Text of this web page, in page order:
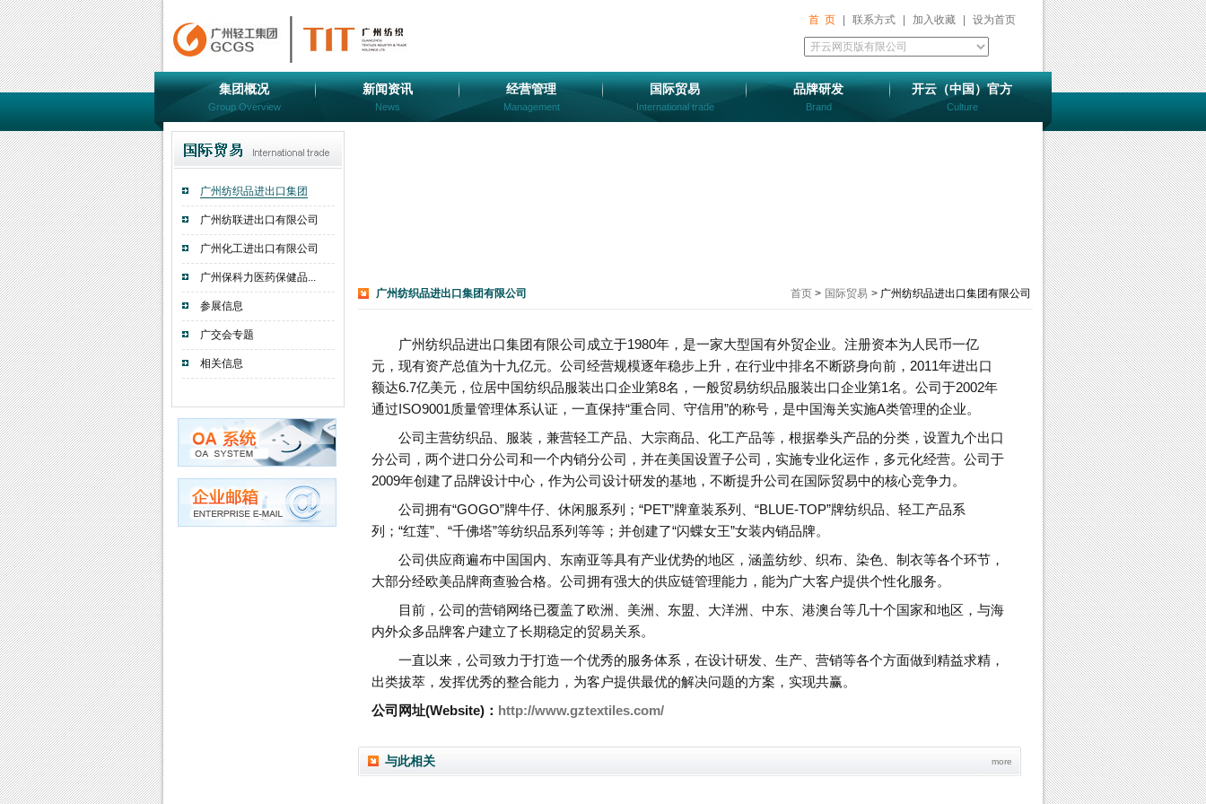
首 页 联系方式 加入收藏 设为首页
集团概况
Group Overview
新闻资讯
News
经营管理
Management
国际贸易
International trade
品牌研发
Brand
开云（中国）官方
Culture
广州纺织品进出口集团
广州纺联进出口有限公司
广州化工进出口有限公司
广州保科力医药保健品...
参展信息
广交会专题
相关信息
广州纺织品进出口集团有限公司 首页 > 国际贸易 > 广州纺织品进出口集团有限公司
广州纺织品进出口集团有限公司成立于1980年，是一家大型国有外贸企业。注册资本为人民币一亿
元，现有资产总值为十九亿元。公司经营规模逐年稳步上升，在行业中排名不断跻身向前，2011年进出口
额达6.7亿美元，位居中国纺织品服装出口企业第8名，一般贸易纺织品服装出口企业第1名。公司于2002年
通过ISO9001质量管理体系认证，一直保持“重合同、守信用”的称号，是中国海关实施A类管理的企业。
公司主营纺织品、服装，兼营轻工产品、大宗商品、化工产品等，根据拳头产品的分类，设置九个出口
分公司，两个进口分公司和一个内销分公司，并在美国设置子公司，实施专业化运作，多元化经营。公司于
2009年创建了品牌设计中心，作为公司设计研发的基地，不断提升公司在国际贸易中的核心竞争力。
公司拥有“GOGO”牌牛仔、休闲服系列；“PET”牌童装系列、“BLUE-TOP”牌纺织品、轻工产品系
列；“红莲”、“千佛塔”等纺织品系列等等；并创建了“闪蝶女王”女装内销品牌。
公司供应商遍布中国国内、东南亚等具有产业优势的地区，涵盖纺纱、织布、染色、制衣等各个环节，
大部分经欧美品牌商查验合格。公司拥有强大的供应链管理能力，能为广大客户提供个性化服务。
目前，公司的营销网络已覆盖了欧洲、美洲、东盟、大洋洲、中东、港澳台等几十个国家和地区，与海
内外众多品牌客户建立了长期稳定的贸易关系。
一直以来，公司致力于打造一个优秀的服务体系，在设计研发、生产、营销等各个方面做到精益求精，
出类拔萃，发挥优秀的整合能力，为客户提供最优的解决问题的方案，实现共赢。
公司网址(Website)： http://www.gztextiles.com/
与此相关 more